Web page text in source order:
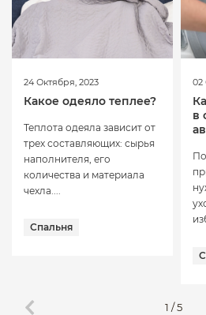
24 Октября, 2023
Какое одеяло теплее?
Теплота одеяла зависит от
трех составляющих: сырья
наполнителя, его
количества и материала
чехла....
Спальня
02
в
1 /5